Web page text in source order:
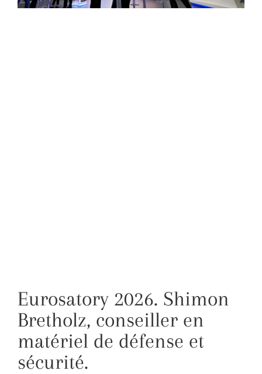
Eurosatory 2026. Shimon
Bretholz, conseiller en
matériel de défense et
sécurité.